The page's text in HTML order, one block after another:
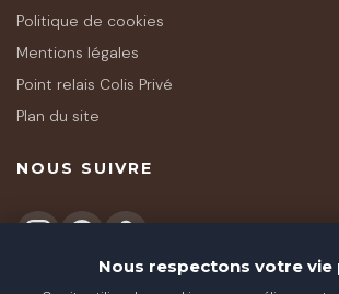
Politique de cookies
Mentions légales
Point relais Colis Privé
Plan du site
NOUS SUIVRE
Nous respectons votre vie